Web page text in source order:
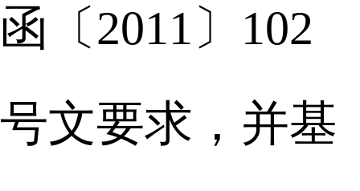
函〔2011〕102
号文要求，并基